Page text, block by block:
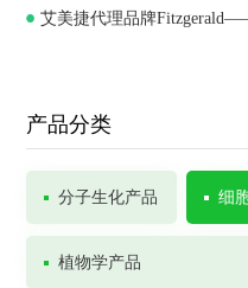
艾美捷代理品牌
产品分类
分子生化产品 细
植物学产品